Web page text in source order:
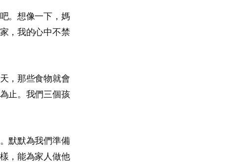
。想像一下，媽
，我的心中不禁
，那些食物就會
止。我們三個孩
默默為我們準備
，能為家人做他